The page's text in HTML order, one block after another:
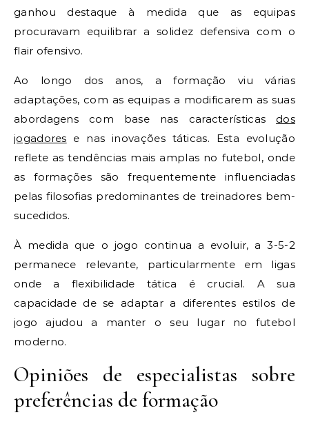
ganhou destaque à medida que as equipas
procuravam equilibrar a solidez defensiva com o
flair ofensivo.
Ao longo dos anos, a formação viu várias
adaptações, com as equipas a modificarem as suas
abordagens com base nas características dos
jogadores e nas inovações táticas. Esta evolução
reflete as tendências mais amplas no futebol, onde
as formações são frequentemente influenciadas
pelas filosofias predominantes de treinadores bem-
sucedidos.
À medida que o jogo continua a evoluir, a 3-5-2
permanece relevante, particularmente em ligas
onde a flexibilidade tática é crucial. A sua
capacidade de se adaptar a diferentes estilos de
jogo ajudou a manter o seu lugar no futebol
moderno.
Opiniões de especialistas sobre
preferências de formação